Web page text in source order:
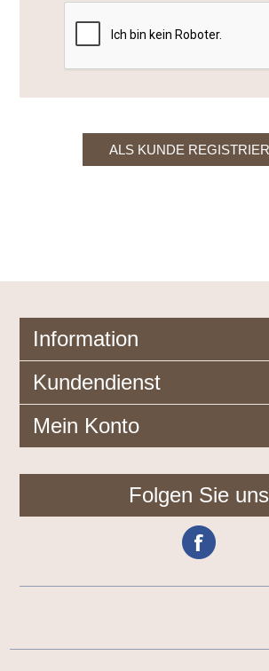
Information
Kundendienst
Mein Konto
Folgen Sie uns